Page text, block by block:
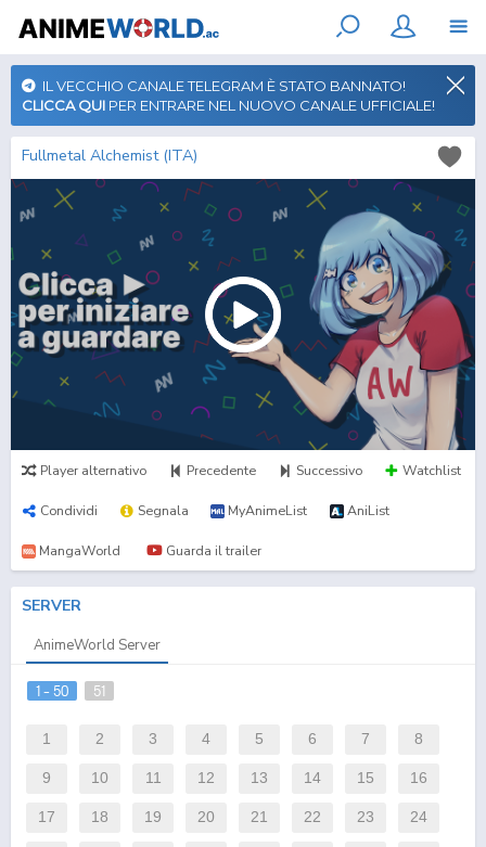
IL VECCHIO CANALE TELEGRAM È STATO BANNATO!
CLICCA QUI PER ENTRARE NEL NUOVO CANALE UFFICIALE!
Fullmetal Alchemist (ITA)
Player alternativo Precedente Successivo Watchlist
Condividi Segnala MyAnimeList AniList
MangaWorld Guarda il trailer
SERVER
AnimeWorld Server
1 - 50 51
1 2 3 4 5 6 7 8
9 10 11 12 13 14 15 16
17 18 19 20 21 22 23 24